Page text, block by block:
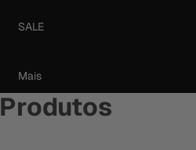
SALE
Mais
Produtos